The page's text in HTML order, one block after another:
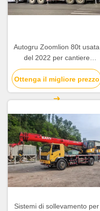
Autogru Zoomlion 80t usata
del 2022 per cantiere
ZCT800V663-1
Ottenga il migliore prezzo
Sistemi di sollevamento per